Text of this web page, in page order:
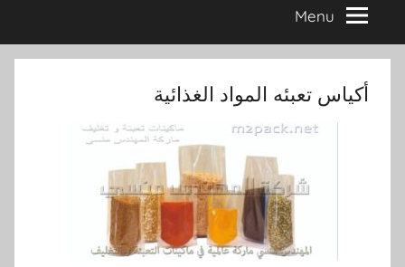
التي
Menu
أكياس تعبئه المواد الغذائية